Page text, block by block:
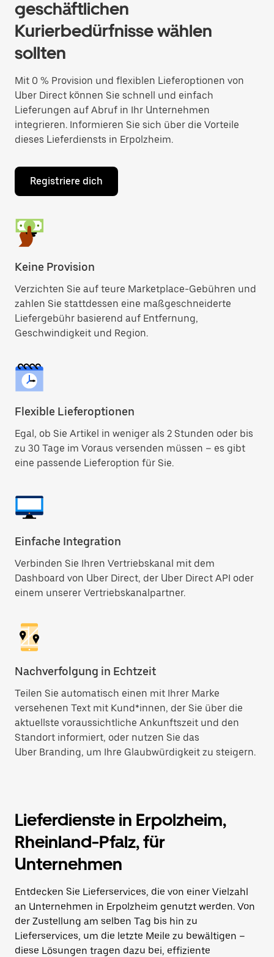
geschäftlichen
Kurierbedürfnisse wählen
sollten
Mit 0 % Provision und flexiblen Lieferoptionen von
Uber Direct können Sie schnell und einfach
Lieferungen auf Abruf in Ihr Unternehmen
integrieren. Informieren Sie sich über die Vorteile
dieses Lieferdiensts in Erpolzheim.
Registriere dich
Keine Provision
Verzichten Sie auf teure Marketplace-Gebühren und
zahlen Sie stattdessen eine maßgeschneiderte
Liefergebühr basierend auf Entfernung,
Geschwindigkeit und Region.
Flexible Lieferoptionen
Egal, ob Sie Artikel in weniger als 2 Stunden oder bis
zu 30 Tage im Voraus versenden müssen – es gibt
eine passende Lieferoption für Sie.
Einfache Integration
Verbinden Sie Ihren Vertriebskanal mit dem
Dashboard von Uber Direct, der Uber Direct API oder
einem unserer Vertriebskanalpartner.
Nachverfolgung in Echtzeit
Teilen Sie automatisch einen mit Ihrer Marke
versehenen Text mit Kund*innen, der Sie über die
aktuellste voraussichtliche Ankunftszeit und den
Standort informiert, oder nutzen Sie das
Uber Branding, um Ihre Glaubwürdigkeit zu steigern.
Lieferdienste in Erpolzheim,
Rheinland-Pfalz, für
Unternehmen
Entdecken Sie Lieferservices, die von einer Vielzahl
an Unternehmen in Erpolzheim genutzt werden. Von
der Zustellung am selben Tag bis hin zu
Lieferservices, um die letzte Meile zu bewältigen –
diese Lösungen tragen dazu bei, effiziente